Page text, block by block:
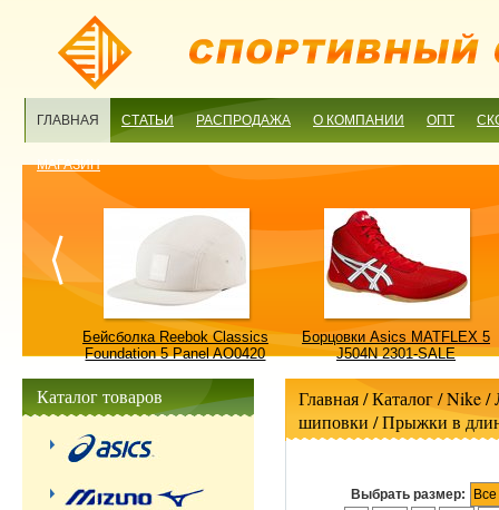
ГЛАВНАЯ СТАТЬИ РАСПРОДАЖА О КОМПАНИИ ОПТ
МАГАЗИН
Бейсболка Reebok Classics
Foundation 5 Panel AO0420
Борцовки Asics MATFLEX 5
J504N 2301-SALE
Главная/ Каталог /Nike/
шиповки /Прыжки в
Выбрать размер:
Каталог товаров